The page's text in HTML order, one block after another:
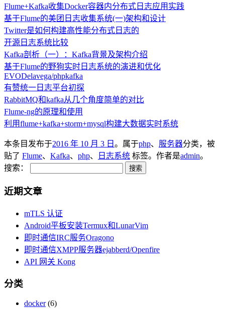
Flume+Kafka收集Docker容器内分布式日志应用实践
基于Flume的美团日志收集系统(一)架构和设计
Twitter是如何构建高性能分布式日志的
开源日志系统比较
Kafka剖析（一）：Kafka背景及架构介绍
基于Flume的野狗实时日志系统的演进和优化
EVODelavega/phpkafka
有赞统一日志平台初探
RabbitMQ和kafka从几个角度简单的对比
Flume-ng的原理和使用
利用flume+kafka+storm+mysql构建大数据实时系统
本条目发布于2016 年 10 月 3 日 。属于php、 服务器分类，被
贴了 Flume、 Kafka、 php、 日志系统 标签。 作者是admin。
搜索：
近期文章
mTLS 认证
Android平板安装Termux和LunarVim
即时通信IRC服务Oragono
即时通信XMPP服务器ejabberd/Openfire
API 网关 Kong
分类
docker(6)